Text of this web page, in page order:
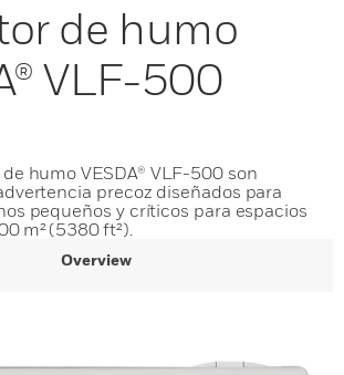
de humo
VLF-500
humo VESDA® VLF-500 son
precoz diseñados para
pequeños y críticos para espacios
m² (5380 ft²).
Overview